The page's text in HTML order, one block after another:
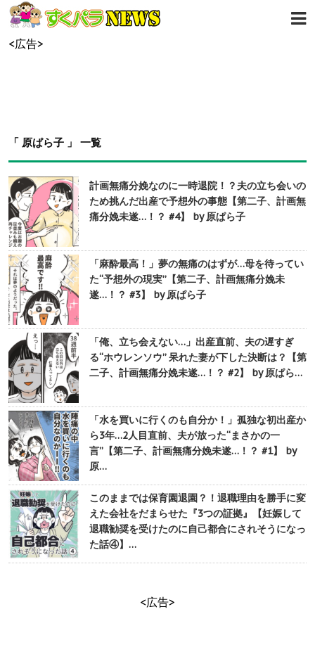
<広告>
「 原ぱら子 」 一覧
計画無痛分娩なのに一時退院！？夫の立ち会いの
ため挑んだ出産で予想外の事態【第二子、計画無
痛分娩未遂…！？ #4】 by 原ぱら子
「麻酔最高！」夢の無痛のはずが…母を待ってい
た“予想外の現実”【第二子、計画無痛分娩未
遂…！？ #3】 by 原ぱら子
「俺、立ち会えない…」出産直前、夫の遅すぎ
る“ホウレンソウ” 呆れた妻が下した決断は？【第
二子、計画無痛分娩未遂…！？ #2】 by 原ぱら…
「水を買いに行くのも自分か！」孤独な初出産か
ら3年…2人目直前、夫が放った“まさかの一
言”【第二子、計画無痛分娩未遂…！？ #1】 by
原…
このままでは保育園退園？！退職理由を勝手に変
えた会社をだまらせた『3つの証拠』【妊娠して
退職勧奨を受けたのに自己都合にされそうになっ
た話④】…
<広告>